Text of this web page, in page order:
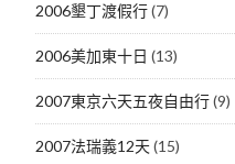
2006墾丁渡假行(7)
2006美加東十日 (13)
2007東京六天五夜自由行(9)
2007法瑞義12天(15)